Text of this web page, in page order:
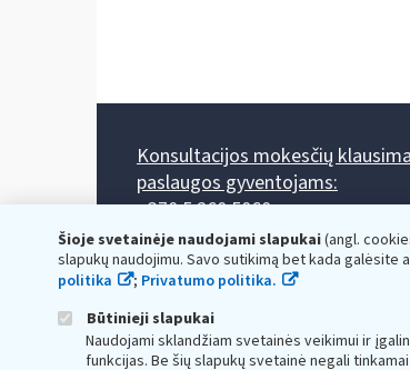
Šioje svetainėje naudojami slapukai(angl.
slapukų naudojimu. Savo sutikimą bet kada
politika
; Privatumo politika.
Būtinieji slapukai
Naudojami sklandžiam svetainės veikimui ir
funkcijas. Be šių slapukų svetainė negali
Konsultacijos mokesčių
paslaugos gyventojams:
+370 5 260 5060
Darbo laikas: I-IV 8.00-17.00, V 8.00-
Prieššventinę dieną - viena valanda trumpiau.
Kiekvieno mėnesio antrą penktadienį 8.00 val.